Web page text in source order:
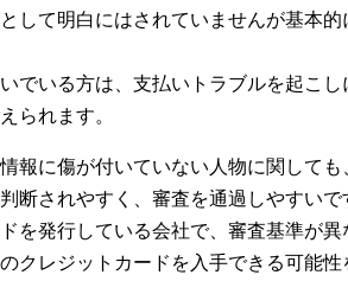
して明白にはされていませんが基本
でいる方は、支払いトラブルを起こ
られます。
報に傷が付いていない人物に関して
断されやすく、審査を通過しやすいで
を発行している会社で、審査基準が
クレジットカードを入手できる可能性